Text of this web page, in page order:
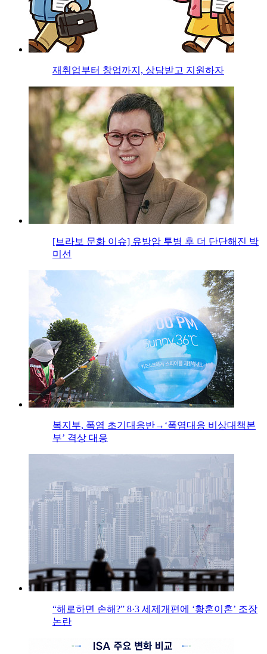
재취업부터 창업까지, 상담받고 지원하자
[브라보 문화 이슈] 유방암 투병 후 더 단단해진 박
미선
복지부, 폭염 초기대응반→‘폭염대응 비상대책본
부’ 격상 대응
“해로하면 손해?” 8·3 세제개편에 ‘황혼이혼’ 조장
논란